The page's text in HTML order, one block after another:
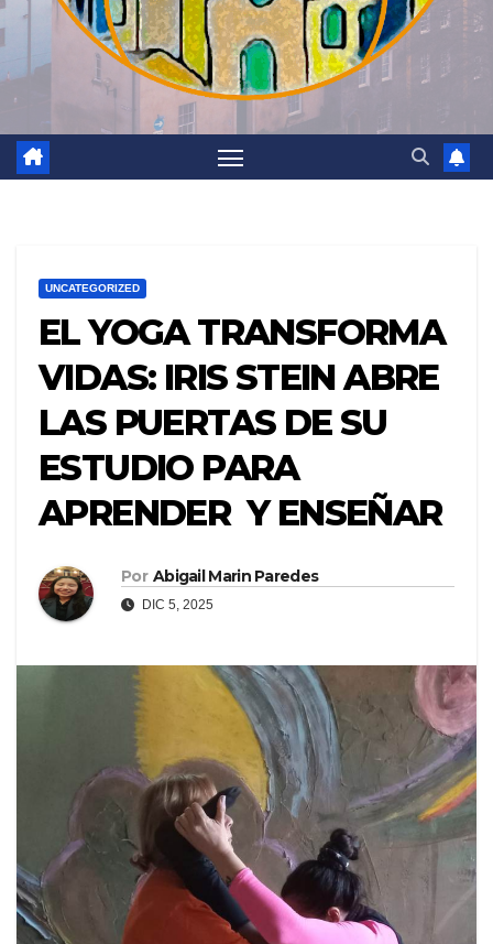
UNCATEGORIZED
EL YOGA TRANSFORMA
VIDAS: IRIS STEIN ABRE
LAS PUERTAS DE SU
ESTUDIO PARA
APRENDER Y ENSEÑAR
Por Abigail Marin Paredes
DIC 5, 2025